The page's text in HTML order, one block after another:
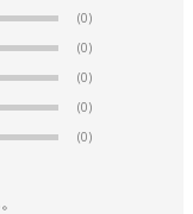
(0)
(0)
(0)
(0)
(0)